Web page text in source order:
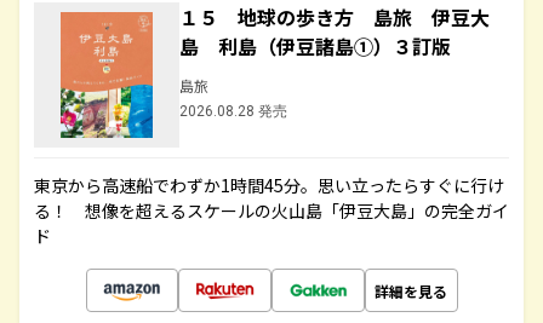
１５ 地球の歩き方 島旅 伊豆大
島 利島（伊豆諸島①）３訂版
島旅
2026.08.28 発売
東京から高速船でわずか1時間45分。思い立ったらすぐに行け
る！ 想像を超えるスケールの火山島「伊豆大島」の完全ガイ
ド
詳細を見る